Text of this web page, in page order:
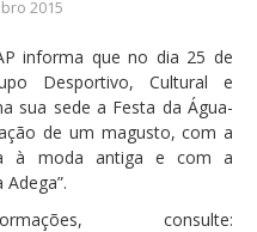
2015
informa que no dia 25 de
Desportivo, Cultural e
sua sede a Festa da Água-
de um magusto, com a
à moda antiga e com a
consulte: